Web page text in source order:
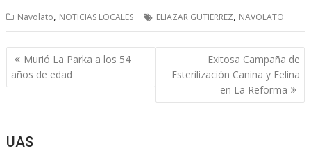
Navolato, NOTICIAS LOCALES ELIAZAR GUTIERREZ, NAVOLATO
Navegación
de
entradas
Murió La Parka a los 54
años de edad
Exitosa Campaña de
Esterilización Canina y Felina
en La Reforma
UAS